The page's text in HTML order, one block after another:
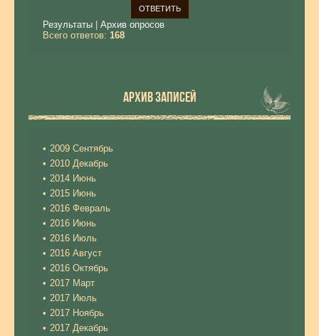
Результаты
Архив опросов
Всего ответов: 168
АРХИВ ЗАПИСЕЙ
2009 Сентябрь
2010 Декабрь
2014 Июнь
2015 Июнь
2016 Февраль
2016 Июнь
2016 Июль
2016 Август
2016 Октябрь
2017 Март
2017 Июль
2017 Ноябрь
2017 Декабрь